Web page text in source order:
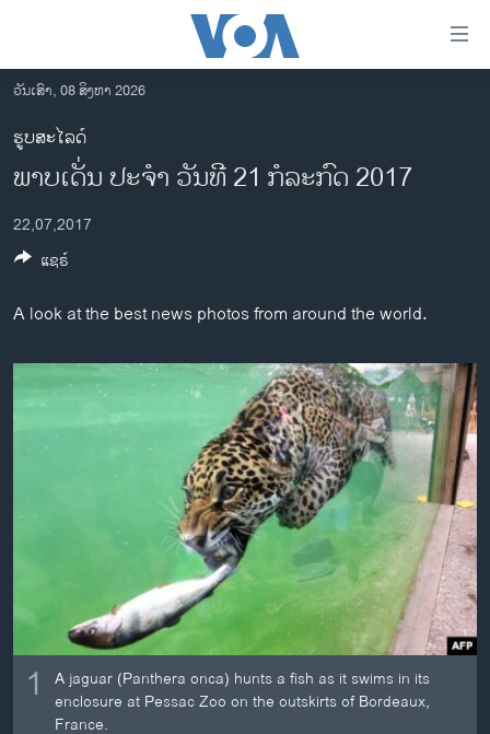
ເຂົ້າ
ຫາ
ຂ້າມ
ຂ້າມ
ໄປ
ຫາ
ຄົ້ນ
ລາວ
ອາເມຣິກາ
ການເລືອກຕັ້ງ ປະທານາທີບໍດີ ສະຫະລັດ 2024
ຂ່າວ​ຈີນ
ໂລກ
ອິດສະຫຼະພາບດ້ານການຂ່າວ
ຊີວິດຊາວລາວ
ວິທະຍາສາດ-ເທັກໂນໂລຈີ
ວີດີໂອ
ສຽງ
ລາຍການກະຈາຍສຽງ
ຕິດຕາມພວກເຮົາ ທີ່
ວັນເສົາ, 08 ສິງຫາ 2026
ຮູບສະໄລດ໌
ພາບເດັ່ນ ປະຈຳ ວັນທີ 21 ກໍລະກົດ 2017
22,07,2017
A look at the best news photos from around the world.
1
A jaguar (Panthera onca) hunts a fish as it swims in its
enclosure at Pessac Zoo on the outskirts of Bordeaux,
France.
ແຊຣ໌